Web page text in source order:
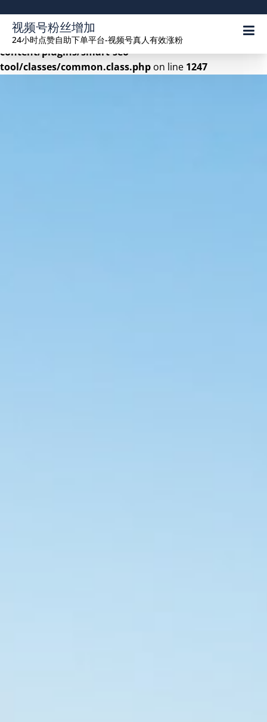
Warning: Undefined array key 2 in
/www/wwwroot/seekhue.com/wp-
content/plugins/smart-seo-
tool/classes/common.class.php on line 1247
视频号粉丝增加
24小时点赞自助下单平台-视频号真人有效涨粉